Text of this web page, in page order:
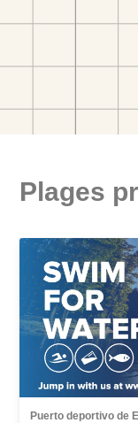
Plages
Puerto deportivo de